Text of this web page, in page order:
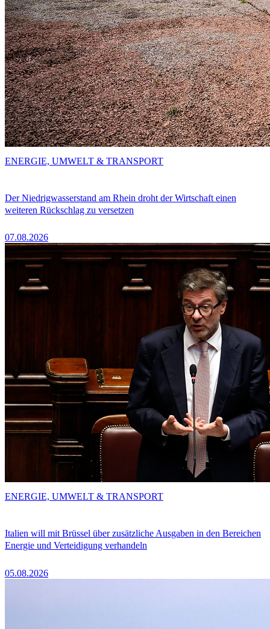
Der Niedrigwasserstand am Rhein droht der Wirtschaft einen
weiteren Rückschlag zu versetzen
07.08.2026
ENERGIE, UMWELT & TRANSPORT
Italien will mit Brüssel über zusätzliche Ausgaben in den Bereichen
Energie und Verteidigung verhandeln
05.08.2026
ENERGIE, UMWELT & TRANSPORT